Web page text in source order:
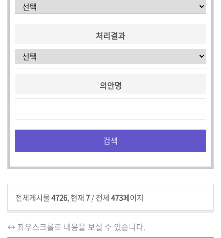
처리결과
의안명
전체게시물4726, 현재7/ 전체473페이지
↔ 좌우스크롤로 내용을 보실 수 있습니다.